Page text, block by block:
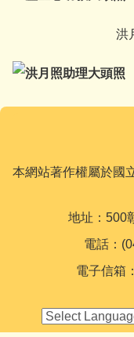
洪
本網站著作權屬於國
地址：500
電話：
電子信箱